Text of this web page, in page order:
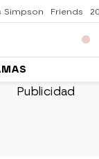
Simpson Friends